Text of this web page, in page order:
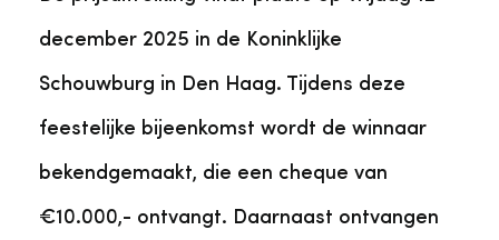
december 2025 in de Koninklijke
Schouwburg in Den Haag. Tijdens deze
feestelijke bijeenkomst wordt de winnaar
bekendgemaakt, die een cheque van
€10.000,- ontvangt. Daarnaast ontvangen